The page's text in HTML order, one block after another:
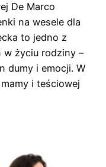
De Marco
na wesele dla
to jedno z
w życiu rodziny –
dumy i emocji. W
i teściowej